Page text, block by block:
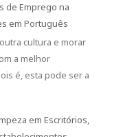
de Emprego na
em Português
cultura e morar
a melhor
é, esta pode ser a
em Escritórios,